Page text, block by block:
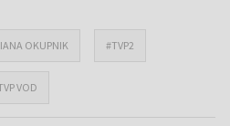
OKUPNIK #TVP2
VOD